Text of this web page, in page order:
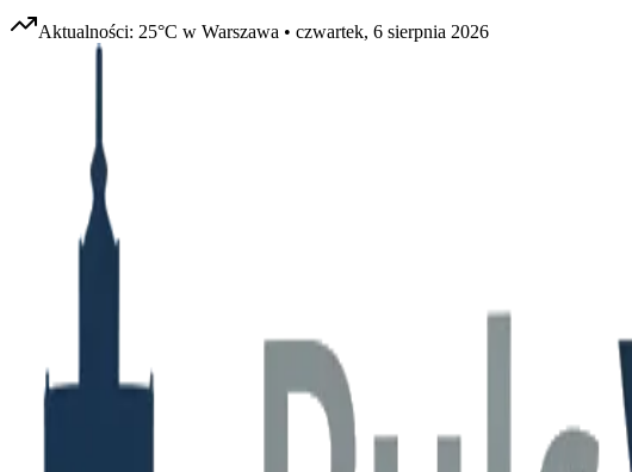
Aktualności: 25°C w Warszawa • czwartek, 6 sierpnia 2026